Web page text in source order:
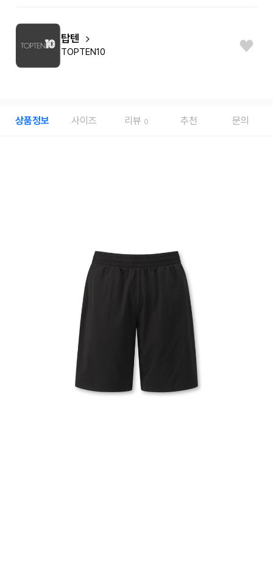
탑텐
TOPTEN10
상품정보 사이즈 리뷰 0 추천 문의